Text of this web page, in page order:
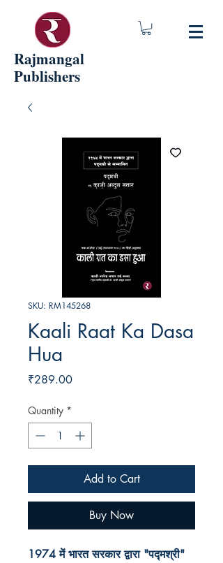
Rajmangal
Publishers
SKU: RM145268
Kaali Raat Ka Dasa
Hua
₹289.00Price
Quantity *
Add to Cart
Buy Now
1974 में भारत सरकार द्वारा "पद्मश्री"